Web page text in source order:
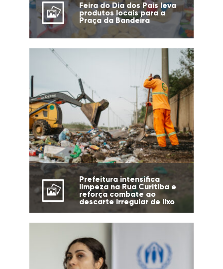
Feira do Dia dos Pais leva
produtos locais para a
Praça da Bandeira
Prefeitura intensifica
limpeza na Rua Curitiba e
reforça combate ao
descarte irregular de lixo